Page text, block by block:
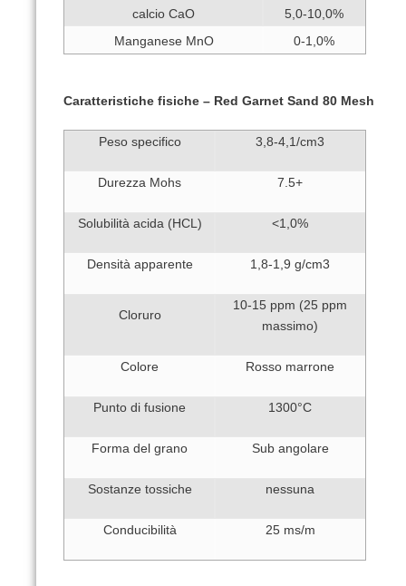
calcio CaO
5,0-10,0%
Manganese MnO
0-1,0%
Caratteristiche fisiche – Red Garnet Sand 80 Mesh
Peso specifico 3,8-4,1/cm3
Durezza Mohs 7.5+
Solubilità acida (HCL) <1,0%
Densità apparente 1,8-1,9 g/cm3
Cloruro
10-15 ppm (25 ppm
massimo)
Colore Rosso marrone
Punto di fusione 1300°C
Forma del grano Sub angolare
Sostanze tossiche nessuna
Conducibilità 25 ms/m